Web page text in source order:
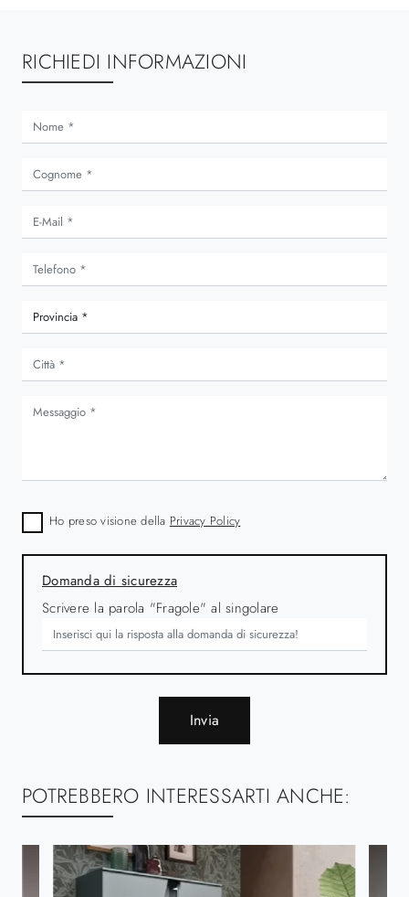
RICHIEDI INFORMAZIONI
Ho preso visione della Privacy Policy
Domanda di sicurezza
Scrivere la parola "Fragole" al singolare
Invia
POTREBBERO INTERESSARTI ANCHE: